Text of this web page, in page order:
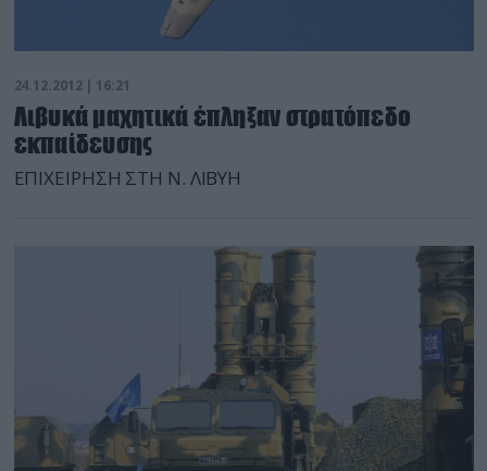
24.12.2012 | 16:21
Λιβυκά μαχητικά έπληξαν στρατόπεδο
εκπαίδευσης
ΕΠΙΧΕΙΡΗΣΗ ΣΤΗ Ν. ΛΙΒΥΗ